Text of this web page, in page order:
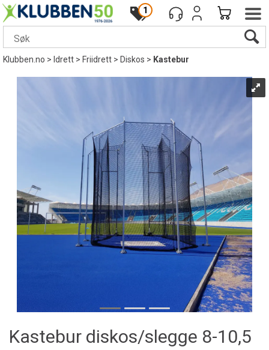
1
Klubben.no> Idrett>Friidrett>Diskos> Kastebur
Kastebur diskos/slegge 8-10,5